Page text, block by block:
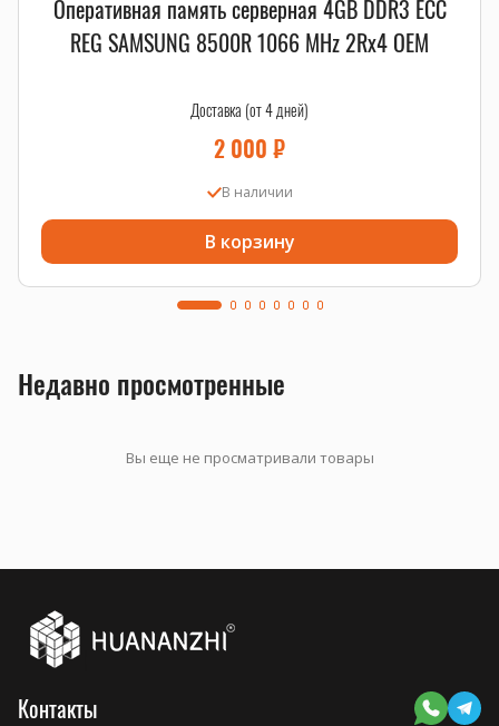
Оперативная память серверная 4GB DDR3 ECC
REG SAMSUNG 8500R 1066 MHz 2Rx4 OEM
Доставка (от 4 дней)
2 000 ₽
В наличии
В корзину
Недавно просмотренные
Вы еще не просматривали товары
Контакты